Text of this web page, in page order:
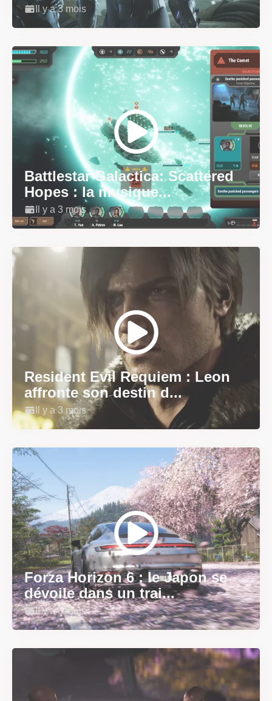
Il y a 3 mois
Battlestar Galactica: Scattered
Hopes : la musique...
Il y a 3 mois
Resident Evil Requiem : Leon
affronte son destin d...
Il y a 3 mois
Forza Horizon 6 : le Japon se
dévoile dans un trai...
Il y a 3 mois